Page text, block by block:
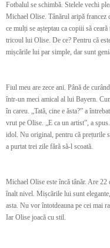
Fotbalul se schimbă. Stelele vechi
Michael Olise. Tânărul aripă
ce mulți se așteptau ca copiii să
tricoul lui Olise. De ce? Pentru că
mișcările lui par simple, dar sunt
Fiul meu are zece ani. Până de
într-un meci amical al lui Bayern.
în careu. „Tată, cine e ăsta?” a
vrut pe Olise. „E ca un artist”, a
idol. Nu original, pentru că prețurile
a purtat trei zile fără să-l scoată.
Michael Olise este încă tânăr. Are 22
înalt nivel. Mișcările lui sunt
asta. Nu vor întotdeauna pe cei mai
Iar Olise joacă cu stil.